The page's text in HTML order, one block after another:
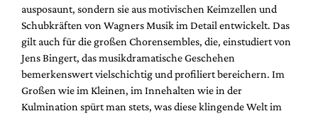
ausposaunt, sondern sie aus motivischen Keimzellen und
Schubkräften von Wagners Musik im Detail entwickelt. Das
gilt auch für die großen Chorensembles, die, einstudiert von
Jens Bingert, das musikdramatische Geschehen
bemerkenswert vielschichtig und profiliert bereichern. Im
Großen wie im Kleinen, im Innehalten wie in der
Kulmination spürt man stets, was diese klingende Welt im